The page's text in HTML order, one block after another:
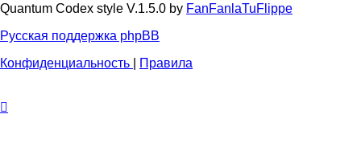
Quantum Codex style V.1.5.0 by FanFanlaTuFlippe
Русская поддержка phpBB
Конфиденциальность
Правила